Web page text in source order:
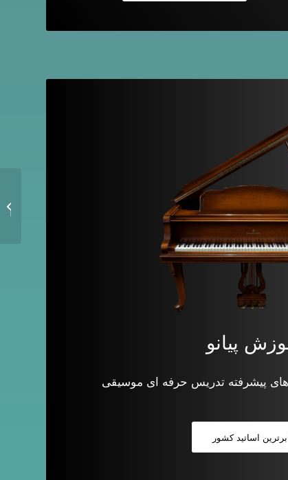
پیانو
پیشرفته تدریس حرفه ای موسیقی
برترین اساتید کشور